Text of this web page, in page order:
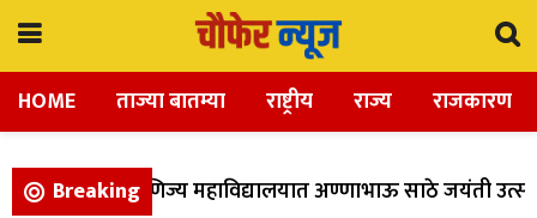
HOME ताज्या बातम्या राष्ट्रीय राज्य राजकारण
Breaking
आणि वाणिज्य महाविद्यालयात अण्णाभाऊ साठे जयंती